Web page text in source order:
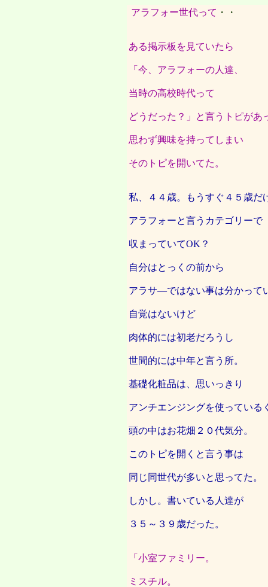
アラフォー世代って ・・
ある掲示板を見ていたら
「今、アラフォーの人達、
当時の高校時代って
どうだった？」と言うトピがあ
思わず興味を持ってしまい
そのトピを開いてた。
私、４４歳。もうすぐ４５歳だ
アラフォーと言うカテゴリーで
収まっていてOK？
自分はとっくの前から
アラサ―ではない事は分かって
自覚はないけど
肉体的には初老だろうし
世間的には中年と言う所。
基礎化粧品は、思いっきり
アンチエンジングを使っている
頭の中はお花畑２０代気分。
このトピを開くと言う事は
同じ同世代が多いと思ってた。
しかし。書いている人達が
３５～３９歳だった。
「小室ファミリー。
ミスチル。